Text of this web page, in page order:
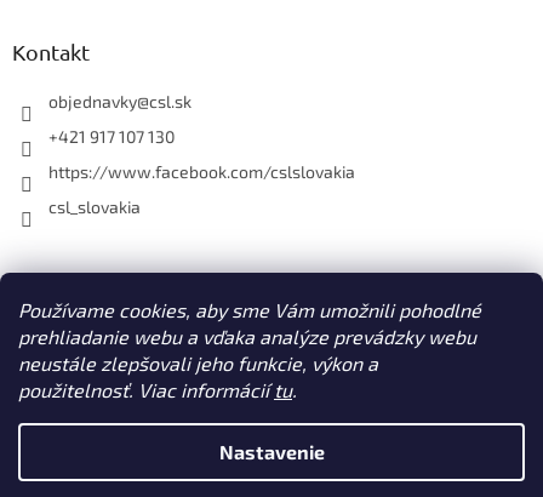
Používame cookies, aby sme Vám umožnili pohodlné
prehliadanie webu a vďaka analýze prevádzky webu
neustále zlepšovali jeho funkcie, výkon a
použitelnosť. Viac informáciítu.
Nastavenie
Kontakt
objednavky@csl.sk
+421 917 107 130
https://www.facebook.com/cslslovakia
csl_slovakia
Facebook